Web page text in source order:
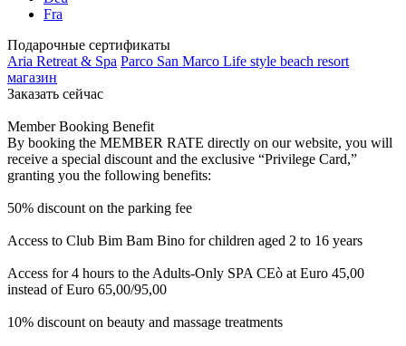
Fra
Подарочные сертификаты
Aria Retreat & Spa Parco San Marco Life style beach resort
магазин
Заказать сейчас
Member Booking Benefit
By booking the MEMBER RATE directly on our website, you will
receive a special discount and the exclusive “Privilege Card,”
granting you the following benefits:
50% discount on the parking fee
Access to Club Bim Bam Bino for children aged 2 to 16 years
Access for 4 hours to the Adults-Only SPA CEò at Euro 45,00
instead of Euro 65,00/95,00
10% discount on beauty and massage treatments